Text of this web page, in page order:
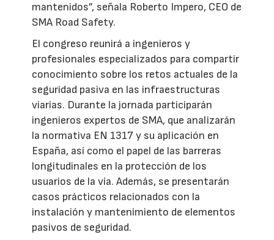
mantenidos”, señala Roberto Impero, CEO de
SMA Road Safety.
El congreso reunirá a ingenieros y
profesionales especializados para compartir
conocimiento sobre los retos actuales de la
seguridad pasiva en las infraestructuras
viarias. Durante la jornada participarán
ingenieros expertos de SMA, que analizarán
la normativa EN 1317 y su aplicación en
España, así como el papel de las barreras
longitudinales en la protección de los
usuarios de la vía. Además, se presentarán
casos prácticos relacionados con la
instalación y mantenimiento de elementos
pasivos de seguridad.